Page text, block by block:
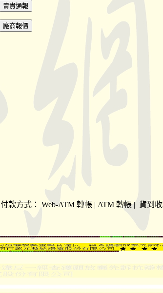
付款方式： Web-ATM 轉帳 | ATM 轉帳 | 貨到